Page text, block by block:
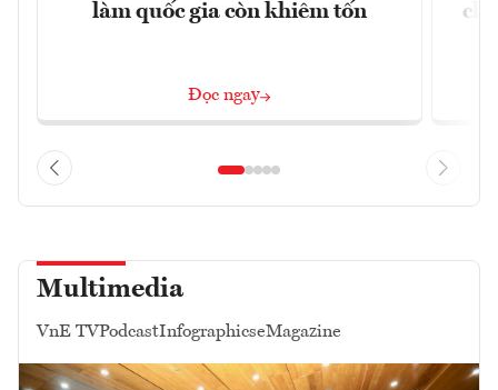
làm quốc gia còn khiêm tốn
Đọc ngay
Multimedia
VnE TVPodcastInfographicseMagazine